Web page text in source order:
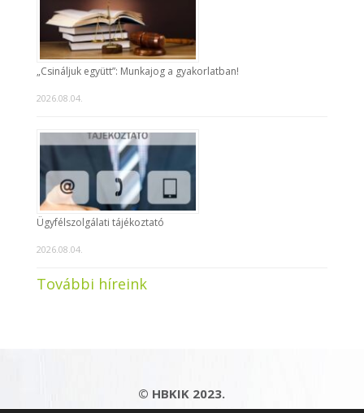
„Csináljuk együtt”: Munkajog a gyakorlatban!
2026.08.04.
Ügyfélszolgálati tájékoztató
2026.08.04.
További híreink
© HBKIK 2023.